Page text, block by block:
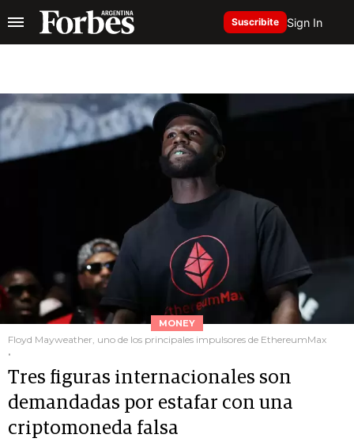
Suscribite Sign In
MONEY
Floyd Mayweather, uno de los principales impulsores de EthereumMax
.
Tres figuras internacionales son
demandadas por estafar con una
criptomoneda falsa